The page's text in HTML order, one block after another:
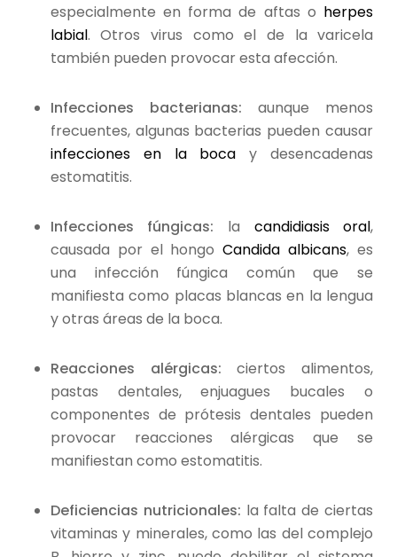
especialmente en forma de aftas o herpes
labial. Otros virus como el de la varicela
también pueden provocar esta afección.
Infecciones bacterianas:aunque menos
frecuentes, algunas bacterias pueden causar
infecciones en la boca y desencadenas
estomatitis.
Infecciones fúngicas: la candidiasis oral,
causada por el hongoCandida albicans,es
una infección fúngica común que se
manifiesta como placas blancas en la lengua
y otras áreas de la boca.
Reacciones alérgicas:ciertos alimentos,
pastas dentales, enjuagues bucales o
componentes de prótesis dentales pueden
provocar reacciones alérgicas que se
manifiestan como estomatitis.
Deficiencias nutricionales: la falta de ciertas
vitaminas y minerales, como las del complejo